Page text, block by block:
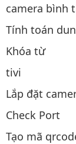
camera bình
Tính toán
Khóa từ
tivi
Lắp đặt
Check Port
Tạo mã